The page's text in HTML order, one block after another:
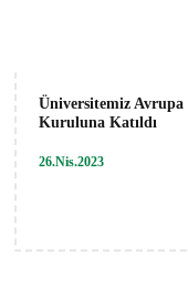
Üniversitemiz
Kuruluna Katıldı
26.Nis.2023